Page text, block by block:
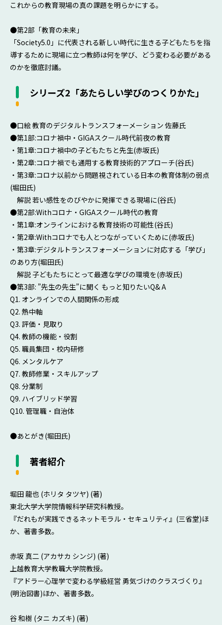
これからの教育現場の真の課題を明らかにする。
●第2部「教育の未来」
「Society5.0」に代表される新しい時代に生きる子どもたちを指
導するために現場に立つ教師は何を学び、どう変わる必要がある
のかを徹底討議。
シリーズ2「あたらしい学びのつくりかた」
●口絵 教育のデジタルトランスフォーメーション 佐藤氏
●第1部:コロナ禍中・GIGAスクール時代前夜の教育
・第1章:コロナ禍中の子どもたちと先生(赤坂氏)
・第2章:コロナ禍でも通用する教育技術的アプローチ(谷氏)
・第3章:コロナ以前から問題視されている日本の教育体制の弱点
(堀田氏)
解説 若い感性をのびやかに発揮できる現場に(谷氏)
●第2部:Withコロナ・GIGAスクール時代の教育
・第1章:オンラインにおける教育技術の可能性(谷氏)
・第2章:Withコロナでも人とつながっていくために(赤坂氏)
・第3章:デジタルトランスフォーメーションに対応する「学び」
のあり方(堀田氏)
解説 子どもたちにとって最適な学びの環境を(赤坂氏)
●第3部: ”先生の先生”に聞く もっと知りたいQ& A
Q1. オンラインでの人間関係の形成
Q2. 熱中軸
Q3. 評価・見取り
Q4. 教師の機能・役割
Q5. 職員集団・校内研修
Q6. メンタルケア
Q7. 教師修業・スキルアップ
Q8. 分業制
Q9. ハイブリッド学習
Q10. 管理職・自治体
●あとがき(堀田氏)
著者紹介
堀田 龍也 (ホリタ タツヤ) (著)
東北大学大学院情報科学研究科教授。
『だれもが実践できるネットモラル・セキュリティ』(三省堂)ほ
か、著書多数。
赤坂 真二 (アカサカ シンジ) (著)
上越教育大学教職大学院教授。
『アドラー心理学で変わる学級経営 勇気づけのクラスづくり』
(明治図書)ほか、著書多数。
谷 和樹 (タニ カズキ) (著)